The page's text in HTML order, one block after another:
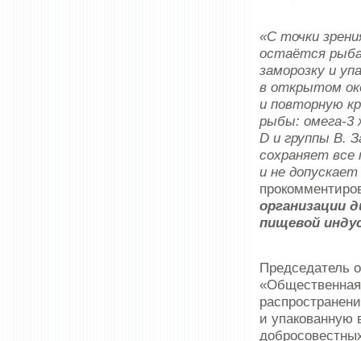
«С точки
остаётся
заморозку и
в открытом
и повторную
рыбы: омега-3
D и группы B.
сохраняет
и не
организации
пищевой
Председатель
и упакованную